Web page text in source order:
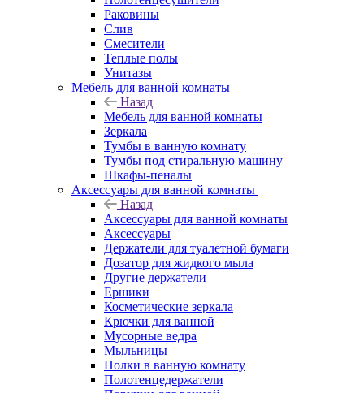
Раковины
Слив
Смесители
Теплые полы
Унитазы
Мебель для ванной комнаты
Назад
Мебель для ванной комнаты
Зеркала
Тумбы в ванную комнату
Тумбы под стиральную машину
Шкафы-пеналы
Аксессуары для ванной комнаты
Назад
Аксессуары для ванной комнаты
Аксессуары
Держатели для туалетной бумаги
Дозатор для жидкого мыла
Другие держатели
Ершики
Косметические зеркала
Крючки для ванной
Мусорные ведра
Мыльницы
Полки в ванную комнату
Полотенцедержатели